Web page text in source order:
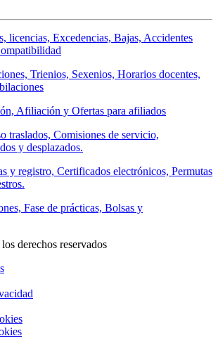
licencias, Excedencias, Bajas, Accidentes
Trienios, Sexenios, Horarios docentes,
Afiliación y Ofertas para afiliados
traslados, Comisiones de servicio,
y desplazados.
y registro, Certificados electrónicos, Permutas
Fase de prácticas, Bolsas y
derechos reservados